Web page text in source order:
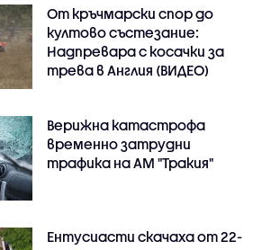
От кръчмарски спор до
култово състезание:
Надпревара с косачки за
трева в Англия (ВИДЕО)
Верижна катастрофа
временно затрудни
трафика на АМ "Тракия"
Ентусиасти скачаха от 22-